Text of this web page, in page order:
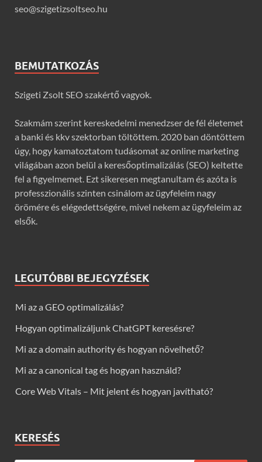
seo@szigetizsoltseo.hu
BEMUTATKOZÁS
Szigeti Zsolt SEO szakértő vagyok.
Szakmám szerint kereskedelmi menedzser de fél életemet
a banki és kkv szektorban töltöttem. 2020 ban döntöttem
úgy, hogy kamatoztatom tudásomat az online marketing
világában azon belül a keresőoptimalizálás (SEO) keltette
fel a figyelmemet. Ezt sikeresen megtanultam és azóta is
professzionális szinten csinálom az ügyfeleim nagy
örömére és elégedettségére, mivel nekem az ügyfeleim az
elsők.
LEGUTÓBBI BEJEGYZÉSEK
Mi az a GEO optimalizálás?
Hogyan optimalizáljunk ChatGPT keresésre?
Mi az a domain authority és hogyan növelhető?
Mi az a canonical tag és hogyan használd?
Core Web Vitals – Mit jelent és hogyan javítható?
KERESÉS